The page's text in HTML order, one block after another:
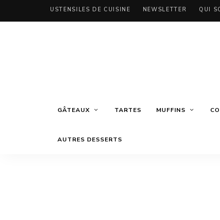
USTENSILES DE CUISINE NEWSLETTER QUI
GÂTEAUX TARTES MUFFINS
AUTRES DESSERTS